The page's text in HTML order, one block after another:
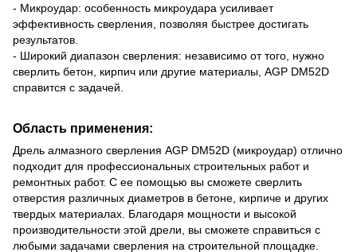
- Микроудар: особенность микроудара усиливает
эффективность сверления, позволяя быстрее достигать
результатов.
- Широкий диапазон сверления: независимо от того, нужно
сверлить бетон, кирпич или другие материалы, AGP DM52D
справится с задачей.
Область применения:
Дрель алмазного сверления AGP DM52D (микроудар) отлично
подходит для профессиональных строительных работ и
ремонтных работ. С ее помощью вы сможете сверлить
отверстия различных диаметров в бетоне, кирпиче и других
твердых материалах. Благодаря мощности и высокой
производительности этой дрели, вы сможете справиться с
любыми задачами сверления на строительной площадке.